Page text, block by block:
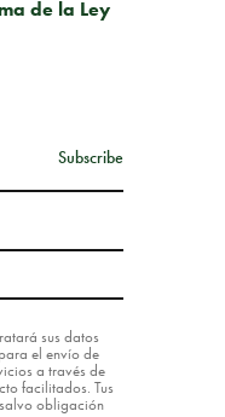
de la Ley
sus datos
el envío de
a través de
facilitados. Tus
obligación